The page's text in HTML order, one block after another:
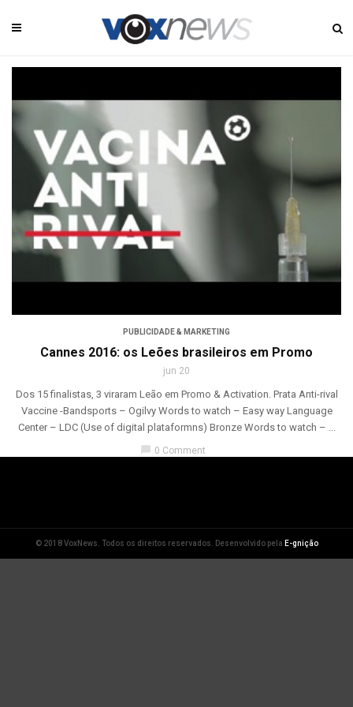
PUBLICIDADE & MARKETING
Cannes 2016: os Leões brasileiros em Promo
jun 20
Dos 15 finalistas, 3 viraram Leão em Promo & Activation. Prata Anti-rival
Vaccine -Bandsports – Ogilvy Words to watch – Easy way Language
Center – LDC (Use of digital plataformns) Bronze Words to watch – ...
0 Comment
© 2018 VoxNews. Todos os direitos reservados. Desenvolvido pela E-gnição